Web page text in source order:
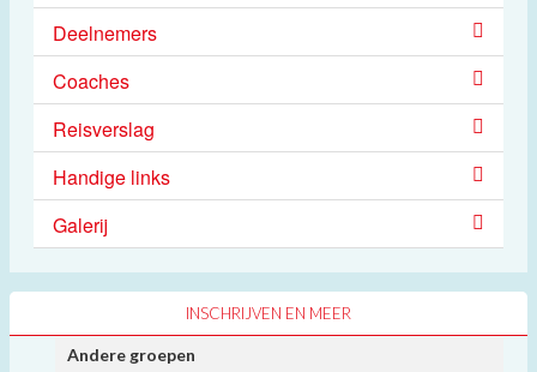
Deelnemers
Coaches
Reisverslag
Handige links
Galerij
INSCHRIJVEN EN MEER
Andere groepen